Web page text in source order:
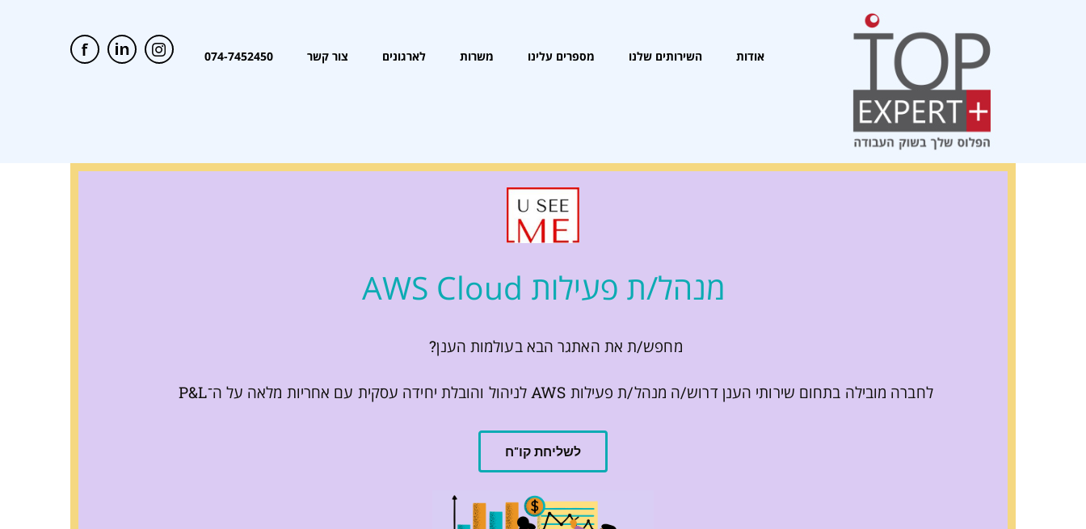
אודות השירותים שלנו מספרים עלינו משרות לארגונים צור קשר 074-7452450
מנהל/ת פעילות AWS Cloud
מחפש/ת את האתגר הבא בעולמות הענן?
לחברה מובילה בתחום שירותי הענן דרוש/ה מנהל/ת פעילות AWS לניהול והובלת יחידה עסקית עם אחריות מלאה על ה־P&L
לשליחת קו"ח